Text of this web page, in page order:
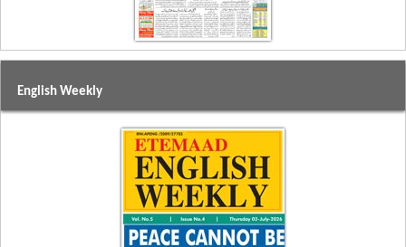
English Weekly